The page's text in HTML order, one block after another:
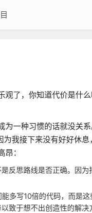
了，你知道代价是什
一种习惯的话就没关
我接下来没有好好休
：
反思路线是否正确。因
多写10倍的代码，而是
致于想不出创造性的解决